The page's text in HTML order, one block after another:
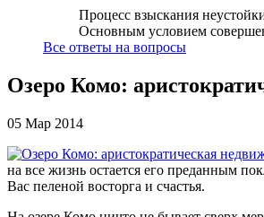
Процесс взыскания
Основным условием
Все ответы на вопросы
Озеро Комо:
05 Мар 2014
на все жизнь остается его преданным
Вас пеленой восторга и счастья.